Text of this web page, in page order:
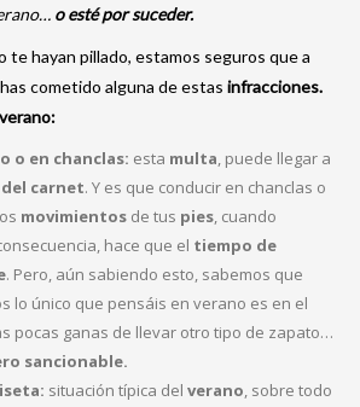
o esté por suceder.
te hayan pillado, estamos seguros que a
cometido alguna de estas infracciones.
o en chanclas: esta multa, puede llegar a
carnet. Y es que conducir en chanclas o
movimientos de tus pies, cuando
hace que el tiempo de
. Pero, aún sabiendo esto, sabemos que
lo único que pensáis en verano es en el
pocas ganas de llevar otro tipo de zapato…
sancionable.
situación típica del verano, sobre todo